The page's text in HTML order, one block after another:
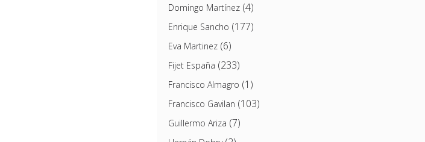
Domingo Martínez(4)
Enrique Sancho (177)
Eva Martinez(6)
Fijet España (233)
Francisco Almagro (1)
Francisco Gavilan (103)
Guillermo Ariza (7)